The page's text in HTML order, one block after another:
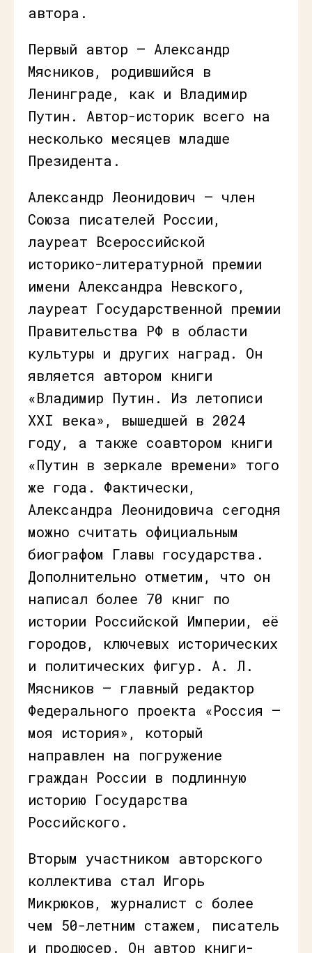
автора.
Первый автор — Александр
Мясников, родившийся в
Ленинграде, как и Владимир
Путин. Автор-историк всего на
несколько месяцев младше
Президента.
Александр Леонидович — член
Союза писателей России,
лауреат Всероссийской
историко-литературной премии
имени Александра Невского,
лауреат Государственной премии
Правительства РФ в области
культуры и других наград. Он
является автором книги
«Владимир Путин. Из летописи
XXI века», вышедшей в 2024
году, а также соавтором книги
«Путин в зеркале времени» того
же года. Фактически,
Александра Леонидовича сегодня
можно считать официальным
биографом Главы государства.
Дополнительно отметим, что он
написал более 70 книг по
истории Российской Империи, её
городов, ключевых исторических
и политических фигур. А. Л.
Мясников — главный редактор
Федерального проекта «Россия –
моя история», который
направлен на погружение
граждан России в подлинную
историю Государства
Российского.
Вторым участником авторского
коллектива стал Игорь
Микрюков, журналист с более
чем 50-летним стажем, писатель
и продюсер. Он автор книги-